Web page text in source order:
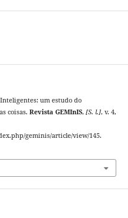
Inteligentes: um estudo do
coisas. Revista GEMInIS, [S. l.], v. 4,
geminis/article/view/145.